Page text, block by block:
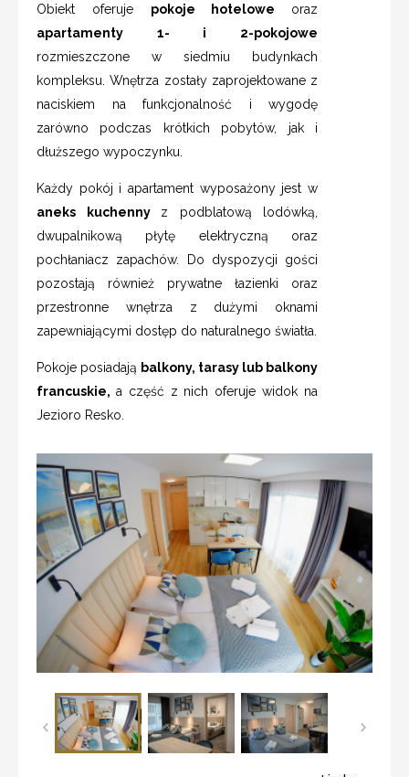
Obiekt oferuje pokoje hotelowe oraz
apartamenty 1- i 2-pokojowe
rozmieszczone w siedmiu budynkach
kompleksu. Wnętrza zostały zaprojektowane z
naciskiem na funkcjonalność i wygodę
zarówno podczas krótkich pobytów, jak i
dłuższego wypoczynku.
Każdy pokój i apartament wyposażony jest w
aneks kuchenny z podblatową lodówką,
dwupalnikową płytę elektryczną oraz
pochłaniacz zapachów. Do dyspozycji gości
pozostają również prywatne łazienki oraz
przestronne wnętrza z dużymi oknami
zapewniającymi dostęp do naturalnego światła.
Pokoje posiadają balkony, tarasy lub balkony
francuskie, a część z nich oferuje widok na
Jezioro Resko.